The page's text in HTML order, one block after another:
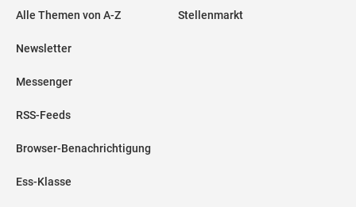
Alle Themen von A-Z
Newsletter
Messenger
RSS-Feeds
Browser-Benachrichtigung
Ess-Klasse
Stellenmarkt